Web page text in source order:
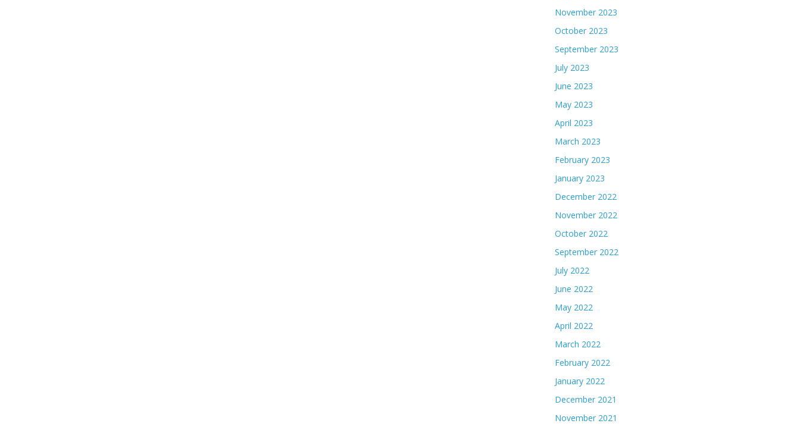
November 2023
October 2023
September 2023
July 2023
June 2023
May 2023
April 2023
March 2023
February 2023
January 2023
December 2022
November 2022
October 2022
September 2022
July 2022
June 2022
May 2022
April 2022
March 2022
February 2022
January 2022
December 2021
November 2021